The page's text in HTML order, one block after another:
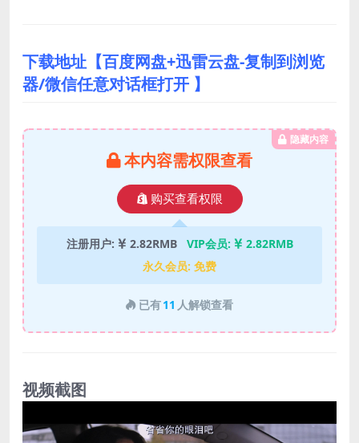
下载地址【百度网盘+迅雷云盘-复制到浏览
器/微信任意对话框打开 】
隐藏内容
本内容需权限查看
购买查看权限
注册用户: 2.82RMB VIP会员:
2.82RMB
永久会员: 免费
已有11 人解锁查看
视频截图